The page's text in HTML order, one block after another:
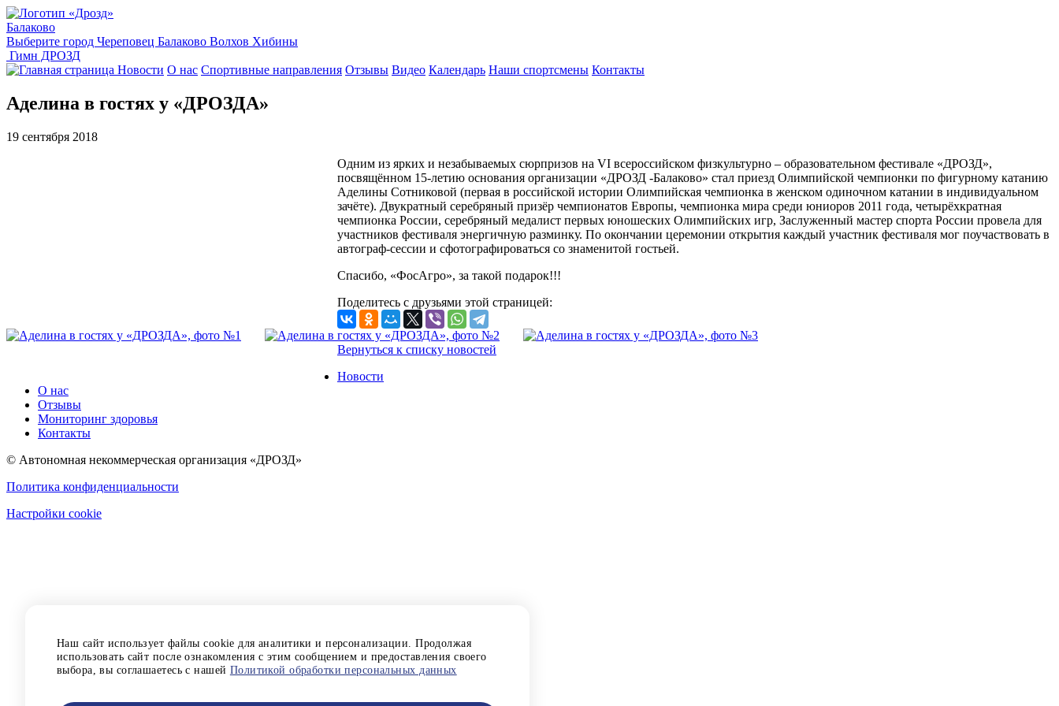
Балаково
Выберите город Череповец Балаково Волхов Хибины
Гимн ДРОЗД
Новости О нас Спортивные направления Отзывы Видео Календарь Наши спортсмены Контакты
Аделина в гостях у «ДРОЗДА»
19 сентября 2018
Одним из ярких и незабываемых сюрпризов на VI всероссийском физкультурно – образовательном фестивале «ДРОЗД»,
посвящённом 15-летию основания организации «ДРОЗД -Балаково» стал приезд Олимпийской чемпионки по фигурному катанию
Аделины Сотниковой (первая в российской истории Олимпийская чемпионка в женском одиночном катании в индивидуальном
зачёте). Двукратный серебряный призёр чемпионатов Европы, чемпионка мира среди юниоров 2011 года, четырёхкратная
чемпионка России, серебряный медалист первых юношеских Олимпийских игр, Заслуженный мастер спорта России провела для
участников фестиваля энергичную разминку. По окончании церемонии открытия каждый участник фестиваля мог поучаствовать в
автограф-сессии и сфотографироваться со знаменитой гостьей.
Спасибо, «ФосАгро», за такой подарок!!!
Поделитесь с друзьями этой страницей:
Вернуться к списку новостей
Новости
О нас
Отзывы
Мониторинг здоровья
Контакты
© Автономная некоммерческая организация «ДРОЗД»
Политика конфиденциальности
Настройки cookie
Наш сайт использует файлы cookie для аналитики и персонализации. Продолжая
использовать сайт после ознакомления с этим сообщением и предоставления своего
выбора, вы соглашаетесь с нашей Политикой обработки персональных данных